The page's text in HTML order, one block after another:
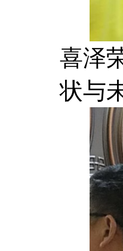
喜泽
状与